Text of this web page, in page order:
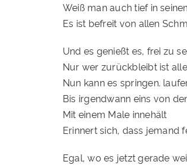
Weiß man auch tief in
Es ist befreit von allen
Und es genießt es, frei zu
Nur wer zurückbleibt ist
Nun kann es springen.
Bis irgendwann eins von
Mit einem Male innehält
Erinnert sich, dass jemand
Egal, wo es jetzt gerade